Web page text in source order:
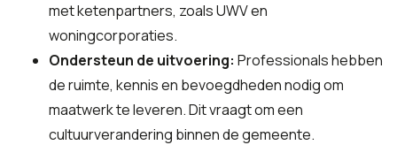
met ketenpartners, zoals UWV en
woningcorporaties.
Ondersteun de uitvoering: Professionals hebben
de ruimte, kennis en bevoegdheden nodig om
maatwerk te leveren. Dit vraagt om een
cultuurverandering binnen de gemeente.